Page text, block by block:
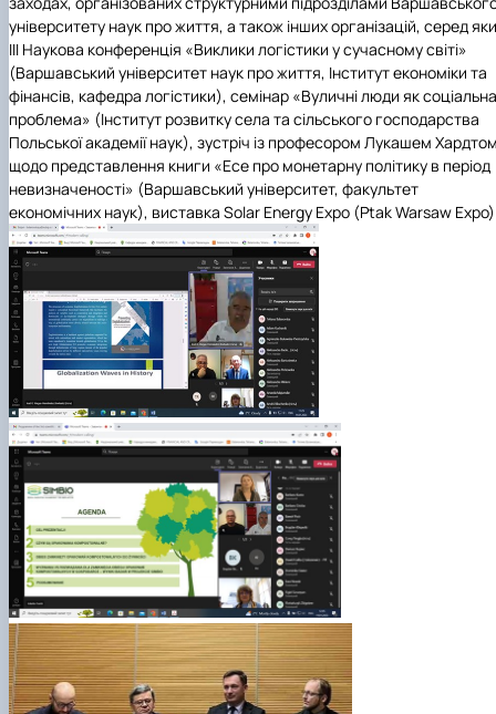
університету наук про життя, а також інших організацій, серед
III Наукова конференція «Виклики логістики у сучасному світі»
(Варшавський університет наук про життя, Інститут економіки та
фінансів, кафедра логістики), семінар «Вуличні люди як соціальна
проблема» (Інститут розвитку села та сільського господарства
Польської академії наук), зустріч із професором Лукашем
щодо представлення книги «Есе про монетарну політику в період
невизначеності» (Варшавський університет, факультет
економічних наук), виставка Solar Energy Expo (Ptak Warsaw